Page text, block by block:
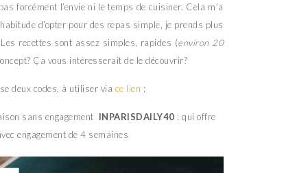
forcément l’envie ni le temps de cuisiner. Cela m’a
d’opter pour des repas simple, je prends plus
recettes sont assez simples, rapides (environ 20
Ça vous intéresserait de le découvrir?
deux codes, à utiliser via ce lien :
sans engagement INPARISDAILY40 : qui offre
engagement de 4 semaines